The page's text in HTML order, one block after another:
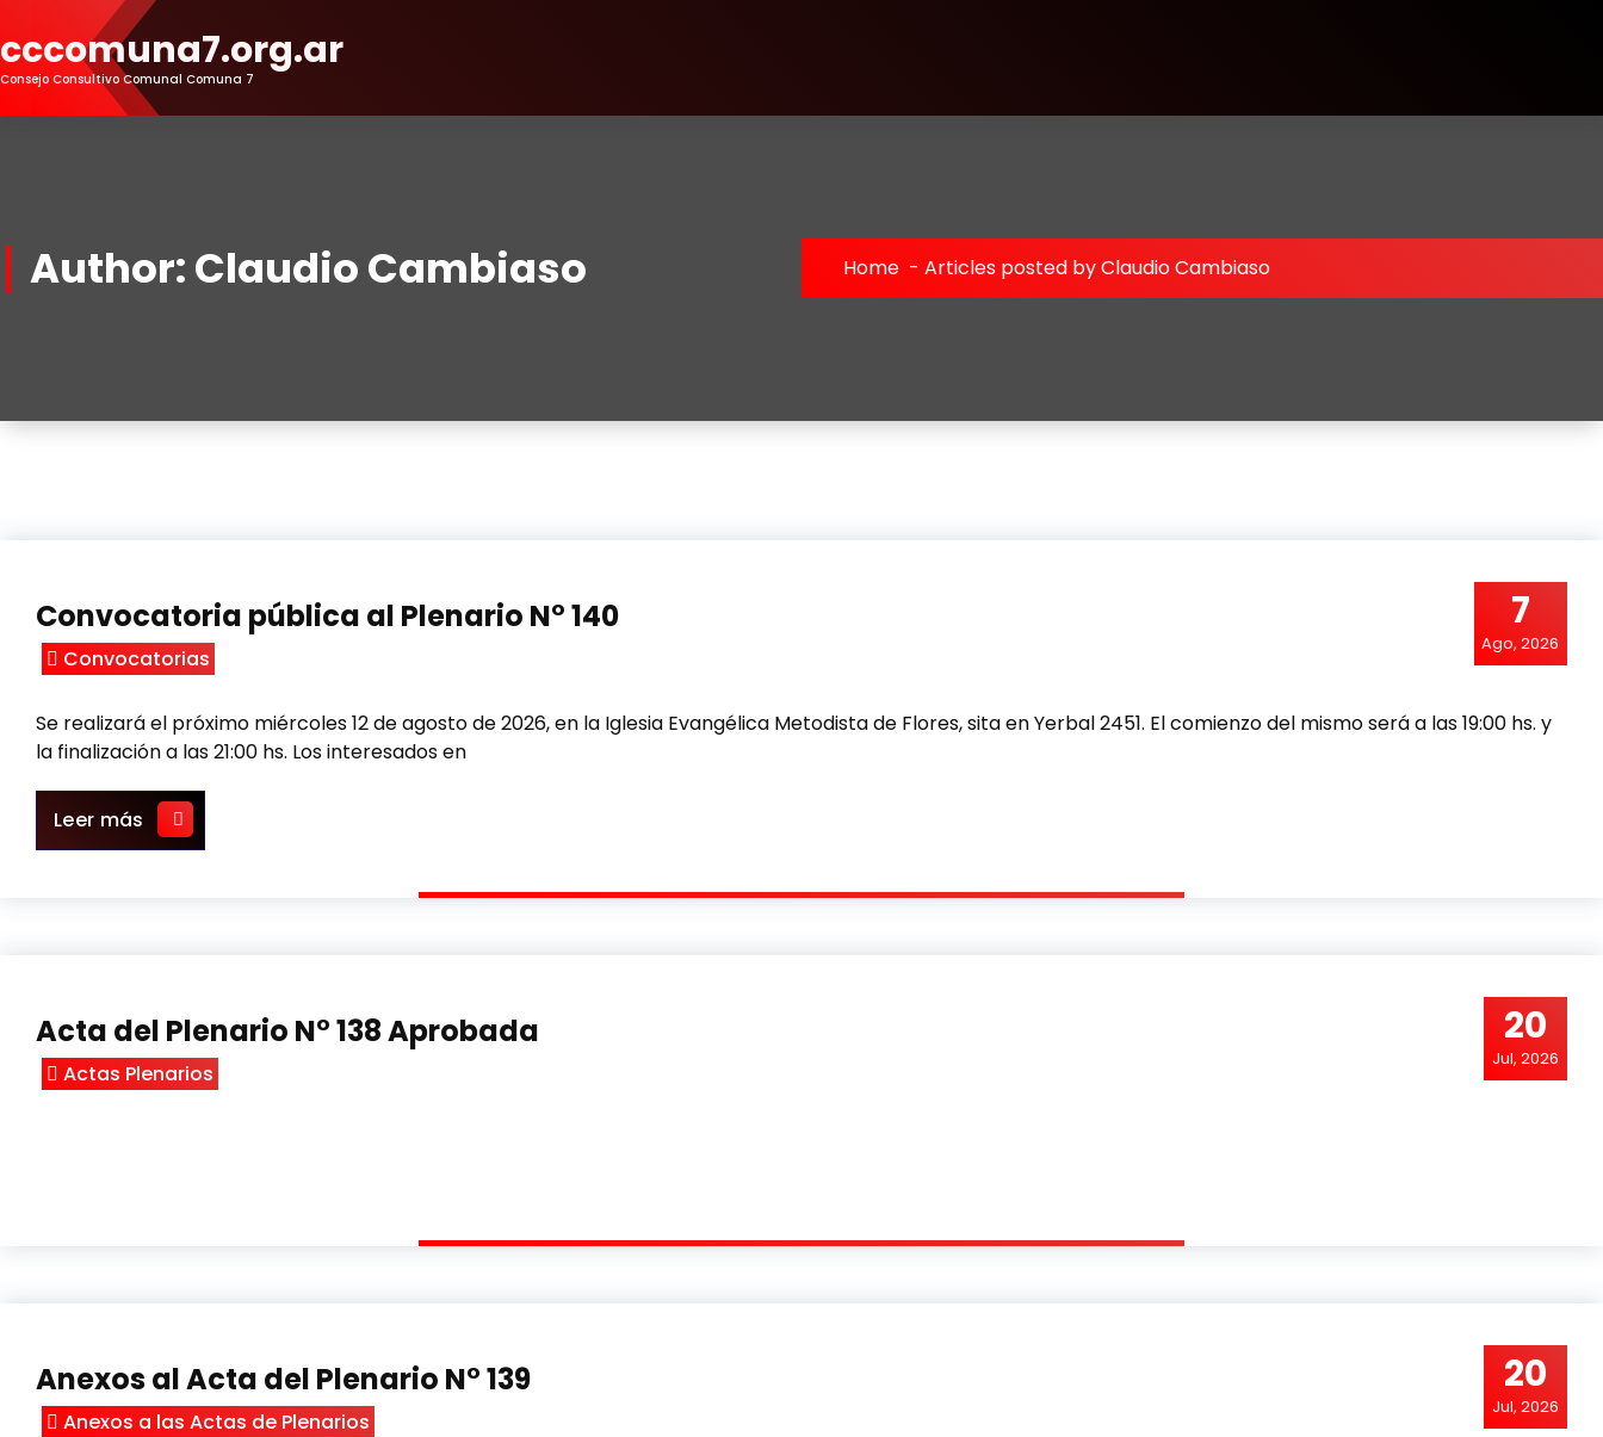
to
Content
cccomuna7.org.ar
Consejo Consultivo Comunal Comuna 7
Author: Claudio Cambiaso Home - Articles posted by Claudio Cambiaso
7
Ago, 2026
Convocatoria pública al Plenario N° 140
Convocatorias
Se realizará el próximo miércoles 12 de agosto de 2026, en la Iglesia Evangélica Metodista de Flores, sita en Yerbal 2451. El comienzo del mismo será a las 19:00 hs. y
la finalización a las 21:00 hs. Los interesados en
Leer más Convocatoria pública al Plenario N° 140
20
Jul, 2026
Acta del Plenario N° 138 Aprobada
Actas Plenarios
20
Jul, 2026
Anexos al Acta del Plenario N° 139
Anexos a las Actas de Plenarios